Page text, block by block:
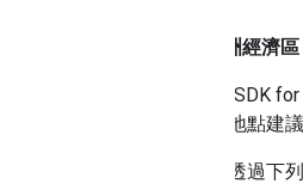
歐洲經濟
Places SDK
會傳回地點建
您可以透過下